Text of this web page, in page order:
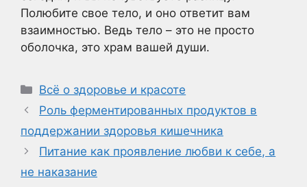
Полюбите свое тело, и оно ответит вам
взаимностью. Ведь тело – это не просто
оболочка, это храм вашей души.
Рубрики
Всё о здоровье и красоте
Роль ферментированных продуктов в
поддержании здоровья кишечника
Питание как проявление любви к себе, а
не наказание